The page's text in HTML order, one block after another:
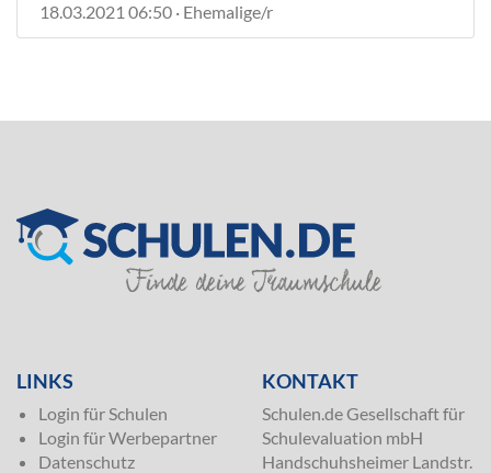
18.03.2021 06:50 · Ehemalige/r
LINKS
Login für Schulen
Login für Werbepartner
Datenschutz
KONTAKT
Schulen.de Gesellschaft für
Schulevaluation mbH
Handschuhsheimer Landstr.